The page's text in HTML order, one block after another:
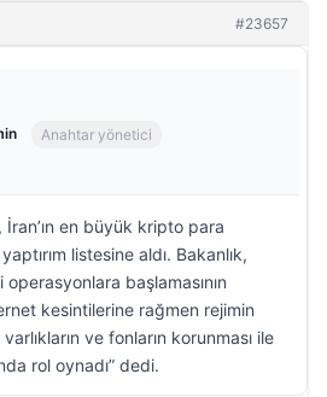
#23657
Anahtar yönetici
İran’ın en büyük kripto para
listesine aldı. Bakanlık,
operasyonlara başlamasının
kesintilerine rağmen rejimin
ve fonların korunması ile
rol oynadı” dedi.